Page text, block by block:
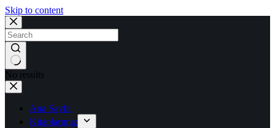
Skip to content
No results
Ana Sayfa
Kitaplarımız